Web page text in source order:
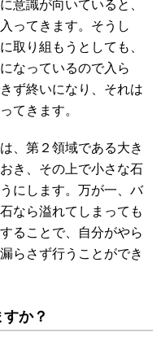
意識が向いていると、
ってきます。そうし
取り組もうとしても、
なっているので入ら
ず終いになり、それは
てきます。
、第２領域である大き
き、その上で小さな石
にします。万が一、バ
なら溢れてしまっても
ることで、自分がやら
らさず行うことができ
か？